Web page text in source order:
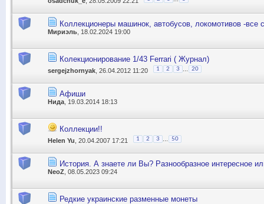
Коллекционеры машинок, автобусов, локомотивов -все
Мириэль , 18.02.2024 19:00
Колекционирование 1/43 Ferrari ( Журнал)
sergejzhornyak , 26.04.2012 11:20 1 2 3 20
Афиши
Нида , 19.03.2014 18:13
Коллекции!!
Helen Yu , 20.04.2007 17:21 1 2 3 50
История. А знаете ли Вы? Разнообразное интересное
NeoZ , 08.05.2023 09:24
Редкие украинские разменные монеты